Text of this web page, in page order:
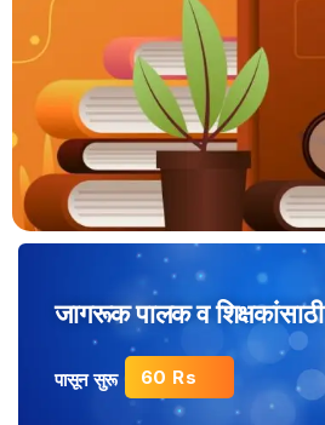
जागरूक पालक व शिक्षकांसाठी
पासून सुरू 60 Rs